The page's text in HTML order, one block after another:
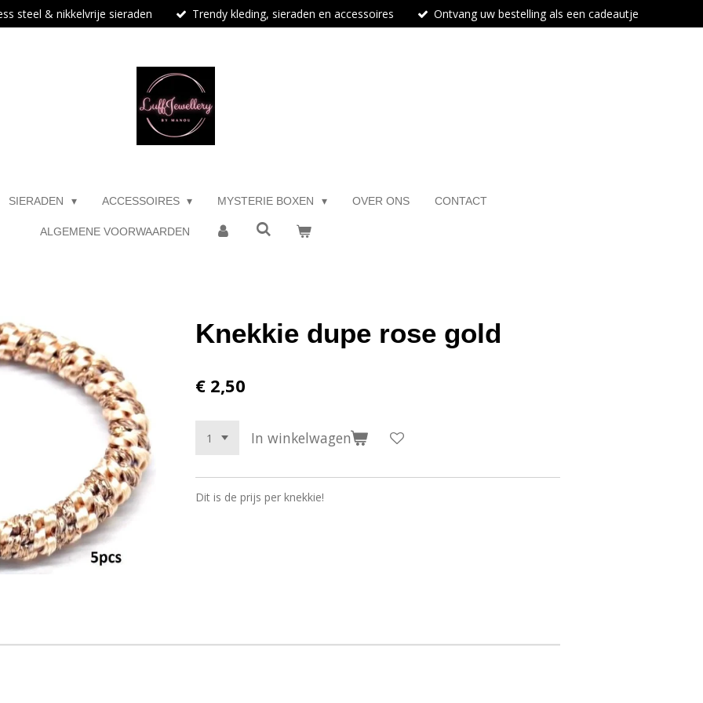
steel & nikkelvrije sieraden Trendy kleding, sieraden en accessoires Ontvang uw bestelling als een cadeautje
SIERADEN ACCESSOIRES MYSTERIE BOXEN OVER ONS CONTACT
ALGEMENE VOORWAARDEN
Knekkie dupe rose gold
€ 2,50
In winkelwagen
Dit is de prijs per knekkie!